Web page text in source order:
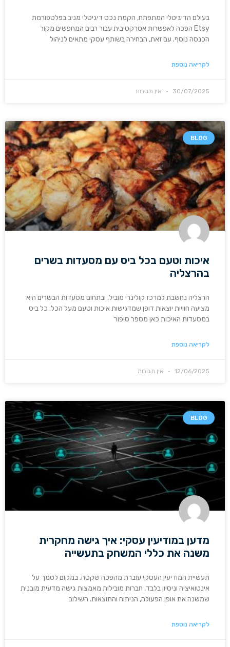
בעולם הדיגיטלי המתפתח, הקמת נכס דיגיטלי מניב בפלטפורמת
Etsy הפכה לאפשרות אטרקטיבית עבור רבים המחפשים מקור
הכנסה נוסף. עם זאת, הבחירה בשותף עסקי מתאים לניהול
לקריאה נוספת
30/07/2025 אין תגובות
BLOG
איכות וטעם בכל ביס עם מסעדות בשרים
בהרצליה
הרצליה נחשבת למרכז קולינרי מוביל, ובתחום מסעדות הבשרים היא
מציעה חוויות יוצאות דופן שמדגישות איכות וטעם מעל הכל. כל ביס
במסעדות האיכות כאן מספר סיפור
לקריאה נוספת
12/06/2025 אין תגובות
BLOG
מדען במודיעין עסקי: איך גישה מחקרית
משנה את כללי המשחק בתעשייה
תעשיית המודיעין העסקי עוברת מהפכה שקטה. במקום לסמך על
אינטואיציה וניסיון בלבד, חברות מובילות מאמצות גישה מדעית מובנית
שמשנה את אופן הפעולה, הניתוח והתוצאות. השילוב
לקריאה נוספת